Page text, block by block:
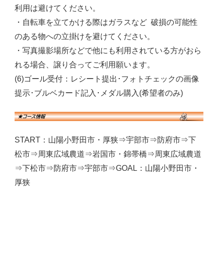
利用は避けてください。
・自転車を立てかける際はガラスなど 破損の可能性
のある物への立掛けを避けてください。
・写真撮影場所などで他にも利用されている方がおら
れる場合、譲り合ってご利用願います。
(6)ゴール受付：レシート提出･フォトチェックの画像
提示･ブルベカード記入･メダル購入(希望者のみ)
START：山陽小野田市・厚狭⇒宇部市⇒防府市⇒下
松市⇒周東広域農道⇒岩国市・錦帯橋⇒周東広域農道
⇒下松市⇒防府市⇒宇部市⇒GOAL：山陽小野田市・
厚狭